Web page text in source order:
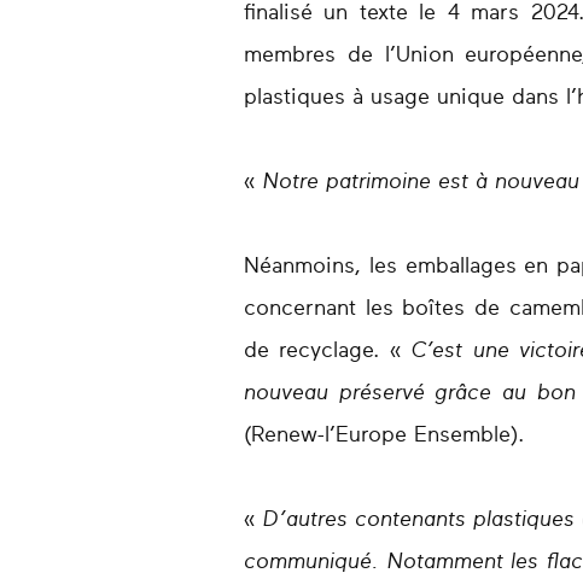
finalisé un texte le 4 mars
membres de l’Union
plastiques à usage unique dans
« Notre patrimoine est à
Néanmoins, les emballages en
concernant les boîtes de
de recyclage. «C’est une
nouveau préservé grâce au
(Renew-l’Europe Ensemble).
« D’autres contenants
communiqué. Notamment les